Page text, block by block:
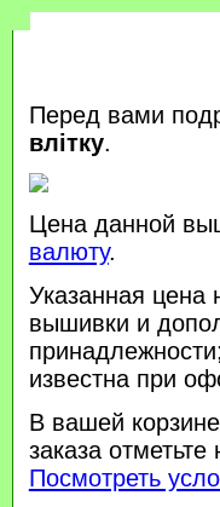
Перед вами
влітку.
Цена данной
валюту.
Указанная цена
вышивки и
известна при
В вашей
заказа
Посмотреть